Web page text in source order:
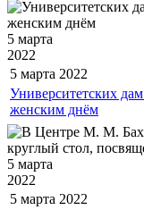
5 марта
2022
5 марта 2022
Университетских
женским днём
5 марта
2022
5 марта 2022